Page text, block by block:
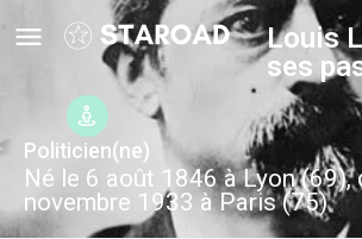
Louis
ses
Politicien(ne)
Né le 6 août 1846 à Lyon (69),
novembre 1933 à Paris (75)